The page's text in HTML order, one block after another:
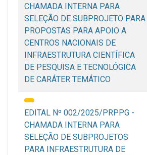
CHAMADA INTERNA PARA
SELEÇÃO DE SUBPROJETO PARA
PROPOSTAS PARA APOIO A
CENTROS NACIONAIS DE
INFRAESTRUTURA CIENTÍFICA
DE PESQUISA E TECNOLÓGICA
DE CARÁTER TEMÁTICO
EDITAL Nº 002/2025/PRPPG -
CHAMADA INTERNA PARA
SELEÇÃO DE SUBPROJETOS
PARA INFRAESTRUTURA DE